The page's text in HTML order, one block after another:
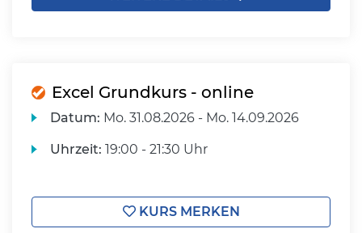
Excel Grundkurs - online
Datum: Mo. 31.08.2026 - Mo. 14.09.2026
Uhrzeit: 19:00 - 21:30 Uhr
KURS MERKEN